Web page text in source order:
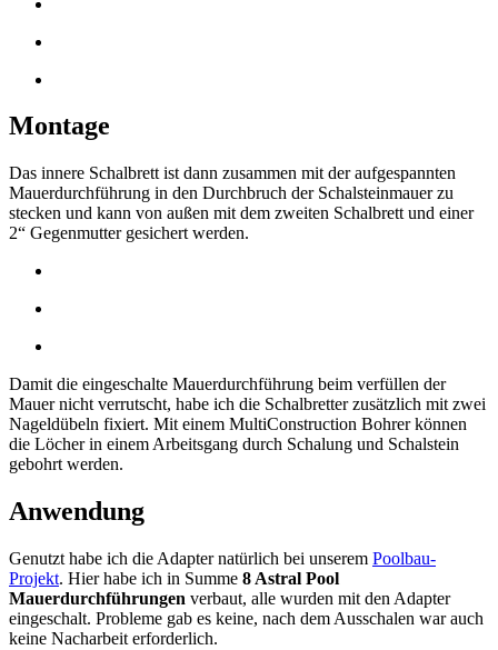
Montage
Das innere Schalbrett ist dann zusammen mit der aufgespannten
Mauerdurchführung in den Durchbruch der Schalsteinmauer zu
stecken und kann von außen mit dem zweiten Schalbrett und einer
2“ Gegenmutter gesichert werden.
Damit die eingeschalte Mauerdurchführung beim verfüllen der
Mauer nicht verrutscht, habe ich die Schalbretter zusätzlich mit zwei
Nageldübeln fixiert. Mit einem MultiConstruction Bohrer können
die Löcher in einem Arbeitsgang durch Schalung und Schalstein
gebohrt werden.
Anwendung
Genutzt habe ich die Adapter natürlich bei unserem Poolbau-
Projekt. Hier habe ich in Summe 8 Astral Pool
Mauerdurchführungen verbaut, alle wurden mit den Adapter
eingeschalt. Probleme gab es keine, nach dem Ausschalen war auch
keine Nacharbeit erforderlich.